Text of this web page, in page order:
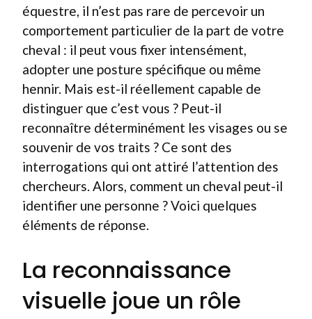
équestre, il n’est pas rare de percevoir un
comportement particulier de la part de votre
cheval : il peut vous fixer intensément,
adopter une posture spécifique ou même
hennir. Mais est-il réellement capable de
distinguer que c’est vous ? Peut-il
reconnaître déterminément les visages ou se
souvenir de vos traits ? Ce sont des
interrogations qui ont attiré l’attention des
chercheurs. Alors, comment un cheval peut-il
identifier une personne ? Voici quelques
éléments de réponse.
La reconnaissance
visuelle joue un rôle